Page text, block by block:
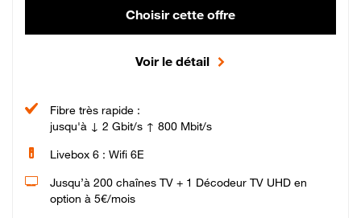
Choisir cette offre
Voir le détail
Fibre très rapide :
jusqu'à ↓ 2 Gbit/s ↑ 800 Mbit/s
Livebox 6 : Wifi 6E
Jusqu’à 200 chaînes TV + 1 Décodeur TV UHD en
option à 5€/mois